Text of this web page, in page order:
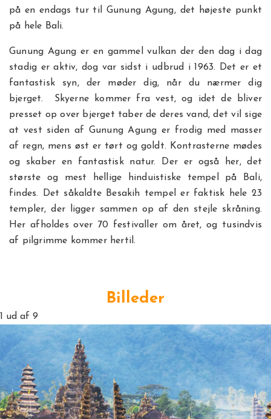
på en endags tur til Gunung Agung, det højeste punkt
på hele Bali.
Gunung Agung er en gammel vulkan der den dag i dag
stadig er aktiv, dog var sidst i udbrud i 1963. Det er et
fantastisk syn, der møder dig, når du nærmer dig
bjerget. Skyerne kommer fra vest, og idet de bliver
presset op over bjerget taber de deres vand, det vil sige
at vest siden af Gunung Agung er frodig med masser
af regn, mens øst er tørt og goldt. Kontrasterne mødes
og skaber en fantastisk natur. Der er også her, det
største og mest hellige hinduistiske tempel på Bali,
findes. Det såkaldte Besakih tempel er faktisk hele 23
templer, der ligger sammen op af den stejle skråning.
Her afholdes over 70 festivaller om året, og tusindvis
af pilgrimme kommer hertil.
Billeder
1 ud af 9